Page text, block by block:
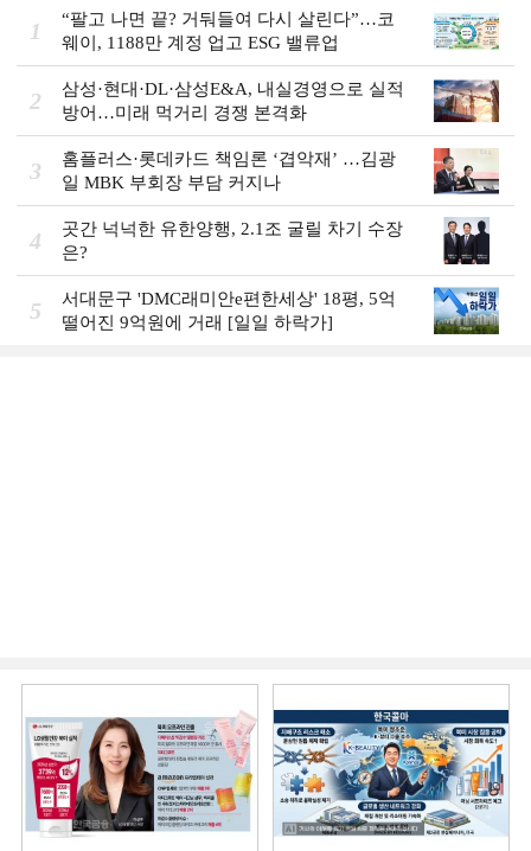
1
“팔고 나면 끝? 거둬들여 다시 살린다”…코
웨이, 1188만 계정 업고 ESG 밸류업
2
삼성·현대·DL·삼성E&A, 내실경영으로 실적
방어…미래 먹거리 경쟁 본격화
3
홈플러스·롯데카드 책임론 ‘겹악재’ …김광
일 MBK 부회장 부담 커지나
4
곳간 넉넉한 유한양행, 2.1조 굴릴 차기 수장
은?
5
서대문구 'DMC래미안e편한세상' 18평, 5억
떨어진 9억원에 거래 [일일 하락가]